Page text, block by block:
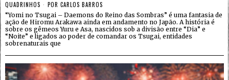
QUADRINHOS POR CARLOS BARROS
“Yomi no Tsugai – Daemons do Reino das Sombras” é uma fantasia de
ação de Hiromu Arakawa ainda em andamento no Japão. A história é
sobre os gêmeos Yuru e Asa, nascidos sob a divisão entre “Dia” e
“Noite” e ligados ao poder de comandar os Tsugai, entidades
sobrenaturais que